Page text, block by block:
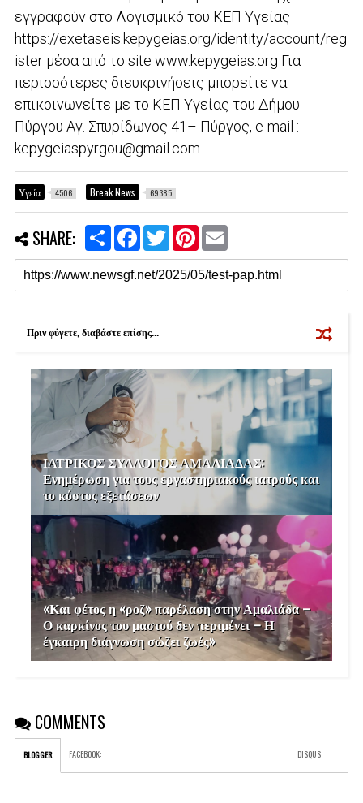
εγγραφούν στο Λογισμικό του ΚΕΠ Υγείας
https://exetaseis.kepygeias.org/identity/account/reg
ister μέσα από το site www.kepygeias.org Για
περισσότερες διευκρινήσεις μπορείτε να
επικοινωνείτε με το ΚΕΠ Υγείας του Δήμου
Πύργου Αγ. Σπυρίδωνος 41– Πύργος, e-mail :
kepygeiaspyrgou@gmail.com.
Υγεία 4506 Break News 69385
SHARE:
S
a
r
e
F
c
e
b
o
T
i
t
t
e
P
n
t
e
r
E
a
i
l
Πριν φύγετε, διαβάστε επίσης...
ΙΑΤΡΙΚΟΣ ΣΥΛΛΟΓΟΣ ΑΜΑΛΙΑΔΑΣ:
Ενημέρωση για τους εργαστηριακούς ιατρούς και
το κόστος εξετάσεων
«Και φέτος η «ροζ» παρέλαση στην Αμαλιάδα –
Ο καρκίνος του μαστού δεν περιμένει – Η
έγκαιρη διάγνωση σώζει ζωές»
COMMENTS
BLOGGER FACEBOOK: DISQUS